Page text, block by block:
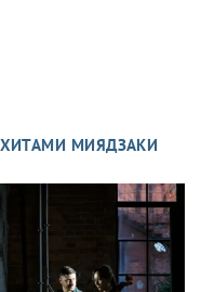
МИЯДЗАКИ